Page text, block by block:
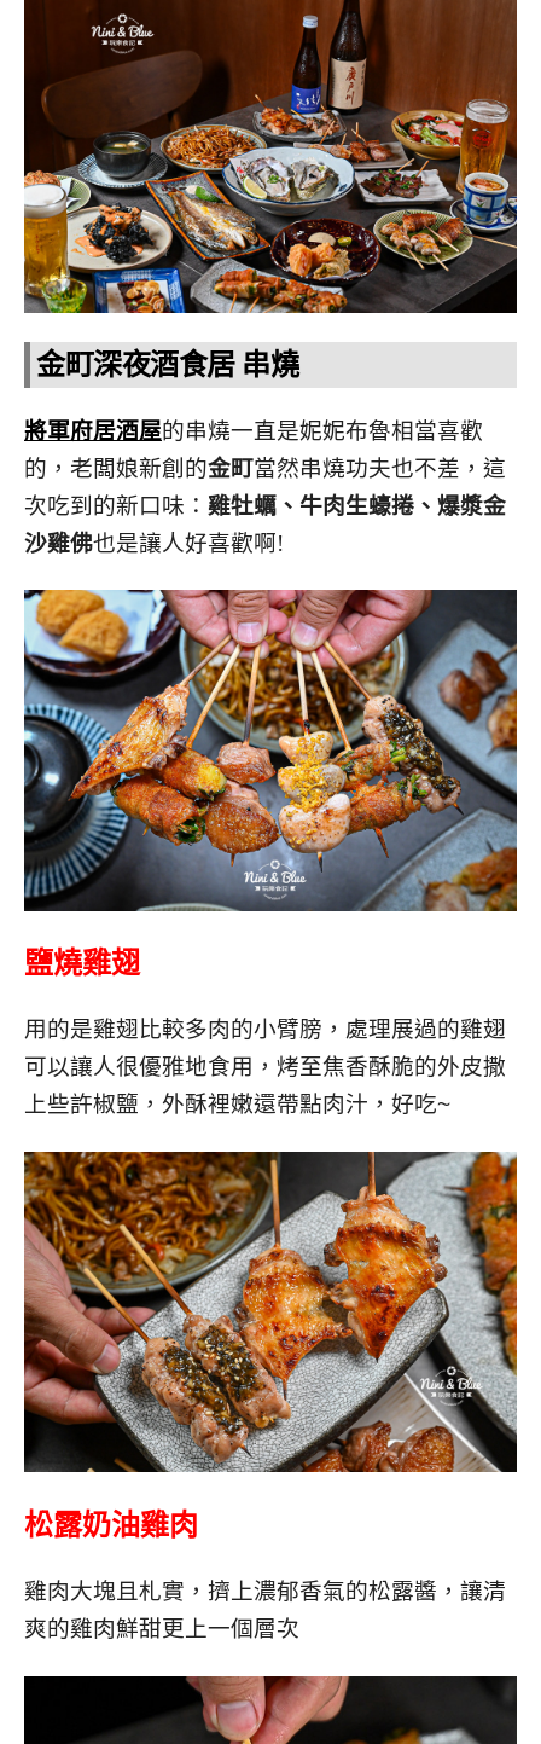
金町深夜酒食居 串燒
將軍府居酒屋的串燒一直是妮妮布魯相當喜歡
的，老闆娘新創的金町當然串燒功夫也不差，這
次吃到的新口味： 雞牡蠣、牛肉生蠔捲、爆漿金
沙雞佛也是讓人好喜歡啊!
鹽燒雞翅
用的是雞翅比較多肉的小臂膀，處理展過的雞翅
可以讓人很優雅地食用，烤至焦香酥脆的外皮撒
上些許椒鹽，外酥裡嫩還帶點肉汁，好吃~
松露奶油雞肉
雞肉大塊且札實，擠上濃郁香氣的松露醬，讓清
爽的雞肉鮮甜更上一個層次